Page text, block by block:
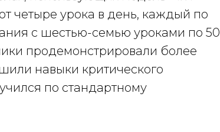
четыре урока в день, каждый по
с шестью-семью уроками по 50
продемонстрировали более
навыки критического
по стандартному